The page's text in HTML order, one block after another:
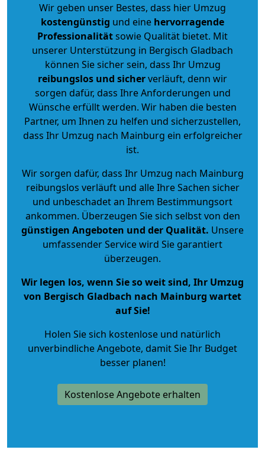
Wir geben unser Bestes, dass hier Umzug
kostengünstig und eine hervorragende
Professionalitätsowie Qualität bietet. Mit
unserer Unterstützung in Bergisch Gladbach
können Sie sicher sein, dass Ihr Umzug
reibungslos und sicherverläuft, denn wir
sorgen dafür, dass Ihre Anforderungen und
Wünsche erfüllt werden. Wir haben die besten
Partner, um Ihnen zu helfen und sicherzustellen,
dass Ihr Umzug nach Mainburg ein erfolgreicher
ist.
Wir sorgen dafür, dass Ihr Umzug nach Mainburg
reibungslos verläuft und alle Ihre Sachen sicher
und unbeschadet an Ihrem Bestimmungsort
ankommen. Überzeugen Sie sich selbst von den
günstigen Angeboten und der Qualität. Unsere
umfassender Service wird Sie garantiert
überzeugen.
Wir legen los, wenn Sie so weit sind, Ihr Umzug
von Bergisch Gladbach nach Mainburg wartet
auf Sie!
Holen Sie sich kostenlose und natürlich
unverbindliche Angebote, damit Sie Ihr Budget
besser planen!
Kostenlose Angebote erhalten